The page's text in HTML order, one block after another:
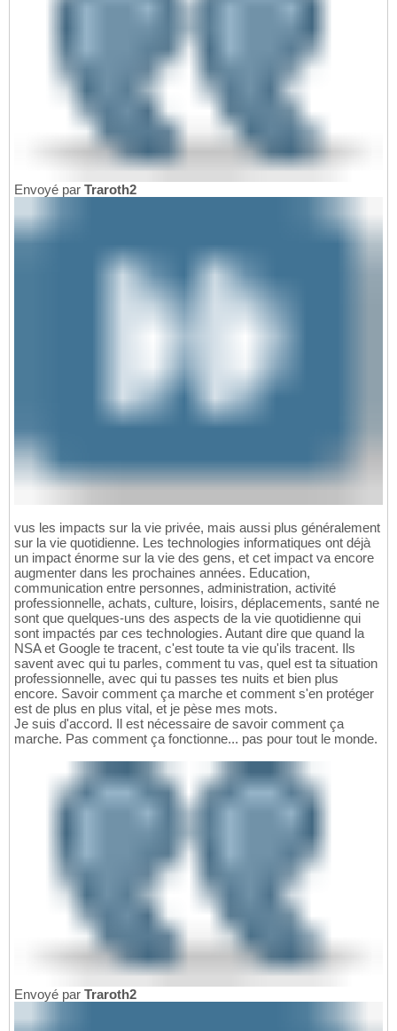
Envoyé par Traroth2
vus les impacts sur la vie privée, mais aussi plus généralement
sur la vie quotidienne. Les technologies informatiques ont déjà
un impact énorme sur la vie des gens, et cet impact va encore
augmenter dans les prochaines années. Education,
communication entre personnes, administration, activité
professionnelle, achats, culture, loisirs, déplacements, santé ne
sont que quelques-uns des aspects de la vie quotidienne qui
sont impactés par ces technologies. Autant dire que quand la
NSA et Google te tracent, c'est toute ta vie qu'ils tracent. Ils
savent avec qui tu parles, comment tu vas, quel est ta situation
professionnelle, avec qui tu passes tes nuits et bien plus
encore. Savoir comment ça marche et comment s'en protéger
est de plus en plus vital, et je pèse mes mots.
Je suis d'accord. Il est nécessaire de savoir comment ça
marche. Pas comment ça fonctionne... pas pour tout le monde.
Envoyé par Traroth2